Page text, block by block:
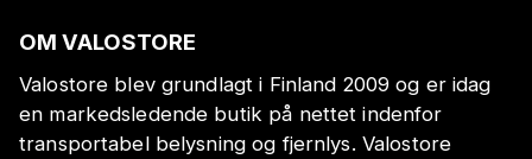
OM VALOSTORE
Valostore blev grundlagt i Finland 2009 og er idag
en markedsledende butik på nettet indenfor
transportabel belysning og fjernlys. Valostore